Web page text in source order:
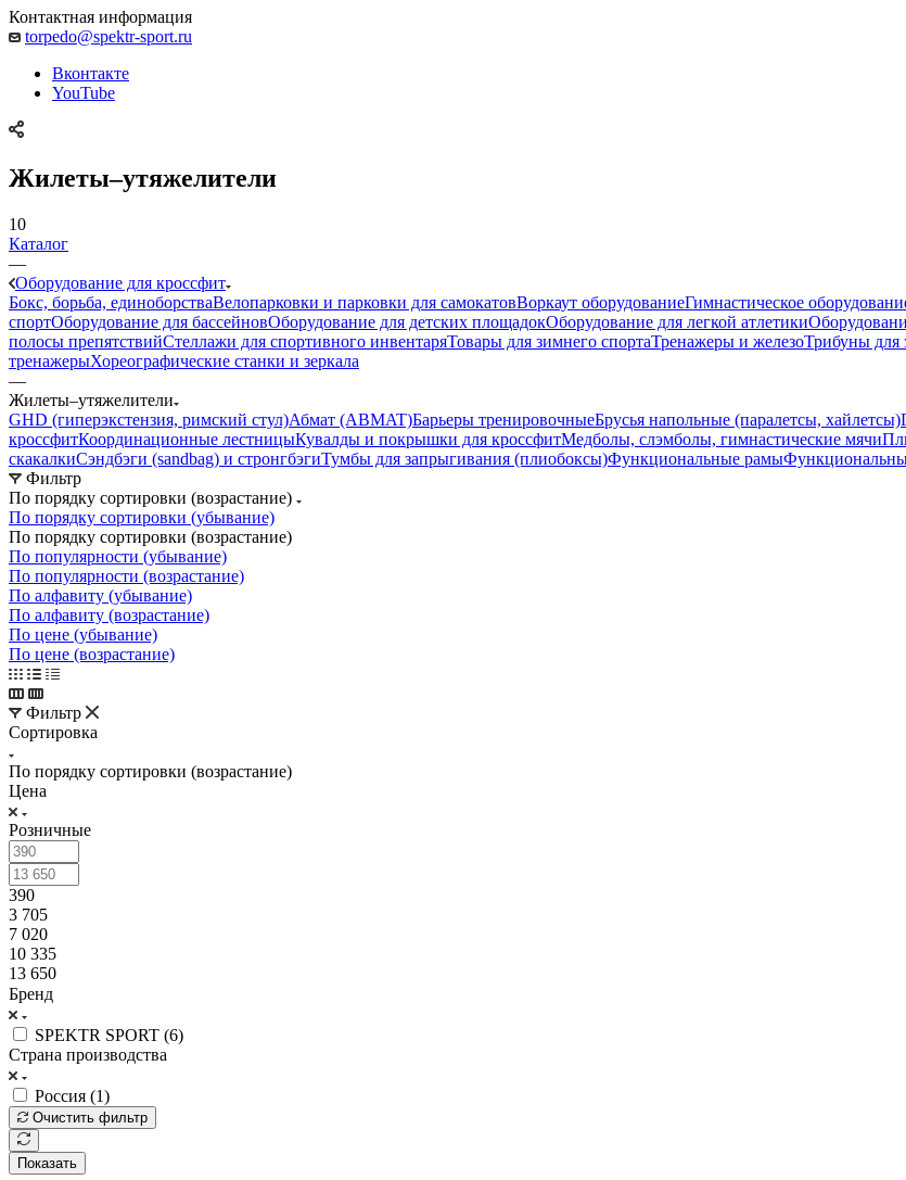
Контактная информация
torpedo@spektr-sport.ru
Вконтакте
YouTube
Жилеты–утяжелители
10
Каталог
—
Оборудование для кроссфит
Бокс, борьба, единоборстваВелопарковки и парковки для самокатовВоркаут оборудованиеГимнастическое
спортОборудование для бассейновОборудование для детских площадокОборудование для легкой атлетики
полосы препятствийСтеллажи для спортивного инвентаряТовары для зимнего спортаТренажеры и железоТрибуны для
тренажерыХореографические станки и зеркала
—
Жилеты–утяжелители
GHD (гиперэкстензия, римский стул)Абмат (ABMAT)Барьеры тренировочныеБрусья напольные (паралетсы, хайлетсы)
кроссфитКоординационные лестницыКувалды и покрышки для кроссфитМедболы, слэмболы, гимнастические мячи
скакалкиСэндбэги (sandbag) и стронгбэгиТумбы для запрыгивания (плиобоксы)Функциональные рамы
Фильтр
По порядку сортировки (возрастание)
По порядку сортировки (убывание)
По порядку сортировки (возрастание)
По популярности (убывание)
По популярности (возрастание)
По алфавиту (убывание)
По алфавиту (возрастание)
По цене (убывание)
По цене (возрастание)
Фильтр
Сортировка
По порядку сортировки (возрастание)
Цена
Розничные
390
3 705
7 020
10 335
13 650
Бренд
SPEKTR SPORT (6)
Страна производства
Россия (1)
Очистить фильтр
Показать